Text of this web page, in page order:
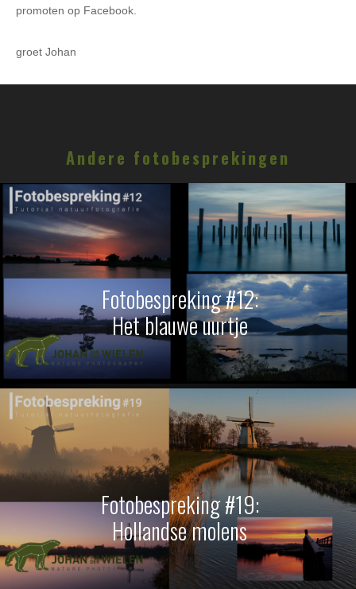
promoten op Facebook.
groet Johan
Andere fotobesprekingen
Fotobespreking #12:
Het blauwe uurtje
Fotobespreking #19:
Hollandse molens